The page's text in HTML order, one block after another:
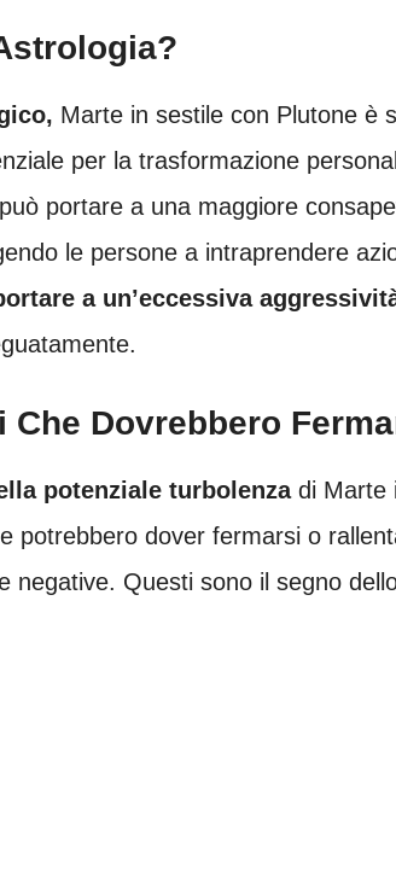
Marte in sestile con Plutone è
per la trasformazione
portare a una maggiore
le persone a intraprendere
a un’eccessiva
Che Dovrebbero
potenziale turbolenzadi Marte
potrebbero dover fermarsi o
negative. Questi sono il segno